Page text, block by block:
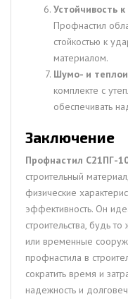
Устойчивость
Профнастил
стойкостью к
материалом.
Шумо- и
комплекте с
обеспечивать
Заключение
Профнастил С21ПГ-
строительный
физические
эффективность. Он
строительства, будь
или временные
профнастила в
сократить время и
надежность и